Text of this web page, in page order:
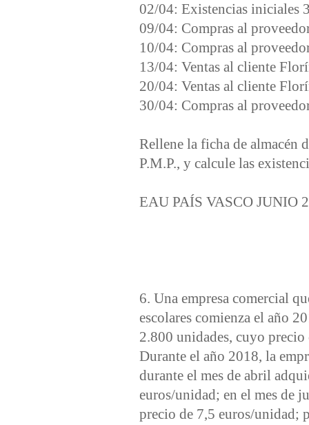
02/04: Existencias iniciales
09/04: Compras al
10/04: Compras al
13/04: Ventas al cliente
20/04: Ventas al cliente
30/04: Compras al
Rellene la ficha de almacén
P.M.P., y calcule las
EAU PAÍS VASCO JUNIO
6. Una empresa comercial
escolares comienza el año
2.800 unidades, cuyo
Durante el año 2018, la
durante el mes de abril
euros/unidad; en el mes de
precio de 7,5 euros/unidad;